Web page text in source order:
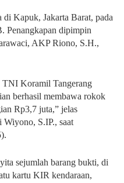
Kapuk, Jakarta Barat, pada
Penangkapan dipimpin
AKP Riono, S.H.,
TNI Koramil Tangerang
berhasil membawa rokok
Rp3,7 juta,” jelas
S.IP., saat
sejumlah barang bukti, di
kartu KIR kendaraan,